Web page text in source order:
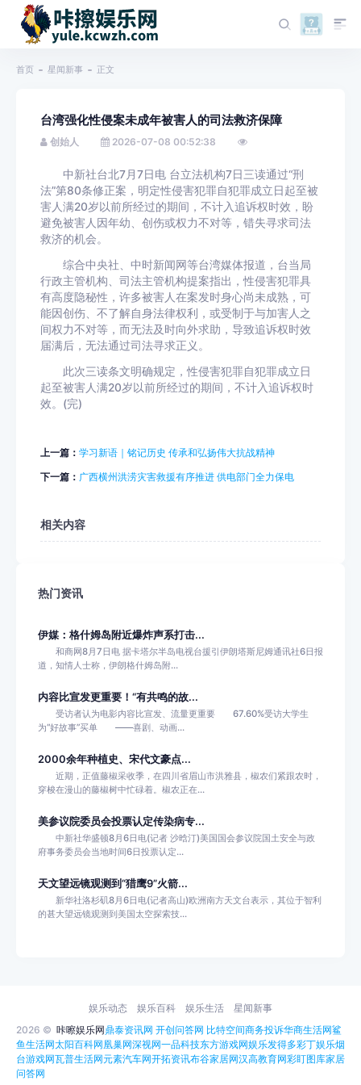
首页 星闻新事 正文
台湾强化性侵案未成年被害人的司法救济保障
创始人 2026-07-08 00:52:38
中新社台北7月7日电 台立法机构7日三读通过“刑
法”第80条修正案，明定性侵害犯罪自犯罪成立日起至被
害人满20岁以前所经过的期间，不计入追诉权时效，盼
避免被害人因年幼、创伤或权力不对等，错失寻求司法
救济的机会。
综合中央社、中时新闻网等台湾媒体报道，台当局
行政主管机构、司法主管机构提案指出，性侵害犯罪具
有高度隐秘性，许多被害人在案发时身心尚未成熟，可
能因创伤、不了解自身法律权利，或受制于与加害人之
间权力不对等，而无法及时向外求助，导致追诉权时效
届满后，无法通过司法寻求正义。
此次三读条文明确规定，性侵害犯罪自犯罪成立日
起至被害人满20岁以前所经过的期间，不计入追诉权时
效。(完)
上一篇： 学习新语｜铭记历史 传承和弘扬伟大抗战精神
下一篇： 广西横州洪涝灾害救援有序推进 供电部门全力保电
相关内容
热门资讯
伊媒：格什姆岛附近爆炸声系打击...
和商网8月7日电 据卡塔尔半岛电视台援引伊朗塔斯尼姆通讯社6日报
道，知情人士称，伊朗格什姆岛附...
内容比宣发更重要！“有共鸣的故...
受访者认为电影内容比宣发、流量更重要 67.60%受访大学生
为“好故事”买单 ——喜剧、动画...
2000余年种植史、宋代文豪点...
近期，正值藤椒采收季，在四川省眉山市洪雅县，椒农们紧跟农时，
穿梭在漫山的藤椒树中忙碌着。椒农正在...
美参议院委员会投票认定传染病专...
中新社华盛顿8月6日电(记者 沙晗汀)美国国会参议院国土安全与政
府事务委员会当地时间6日投票认定...
天文望远镜观测到“猎鹰9”火箭...
新华社洛杉矶8月6日电(记者高山)欧洲南方天文台表示，其位于智利
的甚大望远镜观测到美国太空探索技...
2026 © 咔嚓娱乐网鼎泰资讯网 开创问答网 比特空间商务投诉华商生活网鲨
鱼生活网太阳百科网凰巢网深视网一品科技东方游戏网娱乐发得多彩丁娱乐烟
台游戏网瓦普生活网元素汽车网开拓资讯布谷家居网汉高教育网彩盯图库家居
问答网
娱乐动态 娱乐百科 娱乐生活 星闻新事